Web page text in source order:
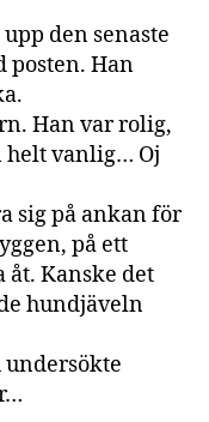
den senaste
posten. Han
Han var rolig,
helt vanlig… Oj
sig på ankan för
på ett
åt. Kanske det
hundjäveln
undersökte